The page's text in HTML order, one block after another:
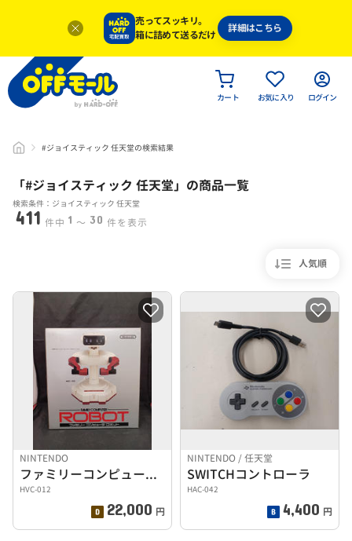
売ってスッキリ。
箱に詰めて送るだけ
詳細はこちら
カート お気に入り ログイン
#ジョイスティック 任天堂の検索結果
「#ジョイスティック 任天堂」 の商品一覧
検索条件：ジョイスティック 任天堂
411 件中 1 〜 30 件を表示
人気順
NINTENDO
ファミリーコンピュータ ロボット
HVC-012
22,000 円
NINTENDO / 任天堂
SWITCHコントローラ
HAC-042
4,400 円